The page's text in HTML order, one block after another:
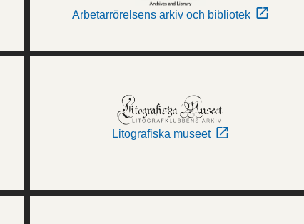
Arbetarrörelsens arkiv och bibliotek
Litografiska museet